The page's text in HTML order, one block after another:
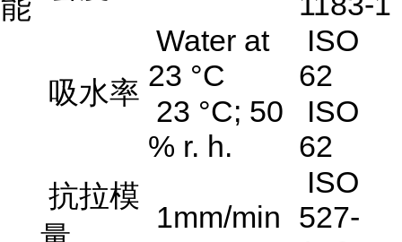
能
吸水率
Water at
23 °C
ISO
62
23 °C; 50
% r. h.
ISO
62
抗拉模
1mm/min
ISO
527-